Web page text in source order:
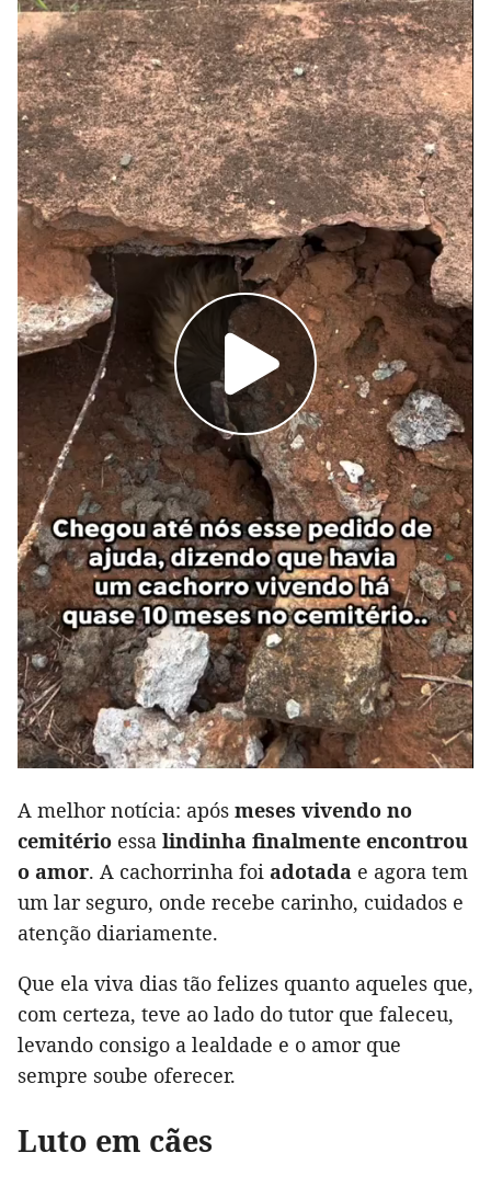
A melhor notícia: após meses vivendo no
cemitério essa lindinha finalmente encontrou
o amor. A cachorrinha foi adotada e agora tem
um lar seguro, onde recebe carinho, cuidados e
atenção diariamente.
Que ela viva dias tão felizes quanto aqueles que,
com certeza, teve ao lado do tutor que faleceu,
levando consigo a lealdade e o amor que
sempre soube oferecer.
Luto em cães